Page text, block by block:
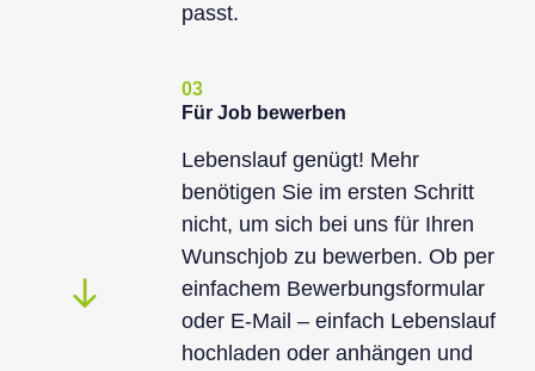
passt.
03
Für Job bewerben
Lebenslauf genügt! Mehr
benötigen Sie im ersten Schritt
nicht, um sich bei uns für Ihren
Wunschjob zu bewerben. Ob per
einfachem Bewerbungsformular
oder E-Mail – einfach Lebenslauf
hochladen oder anhängen und